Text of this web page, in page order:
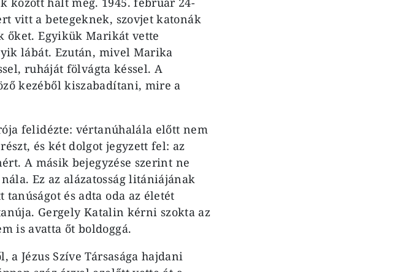
vitt a betegeknek, szovjet katonák
őket. Egyikük Marikát vette
lábát. Ezután, mivel Marika
ruháját fölvágta késsel. A
kezéből kiszabadítani, mire a
felidézte: vértanúhalála előtt nem
és két dolgot jegyzett fel: az
A másik bejegyzése szerint ne
Ez az alázatosság litániájának
és adta oda az életét
Gergely Katalin kérni szokta az
is avatta őt boldoggá.
Jézus Szíve Társasága hajdani